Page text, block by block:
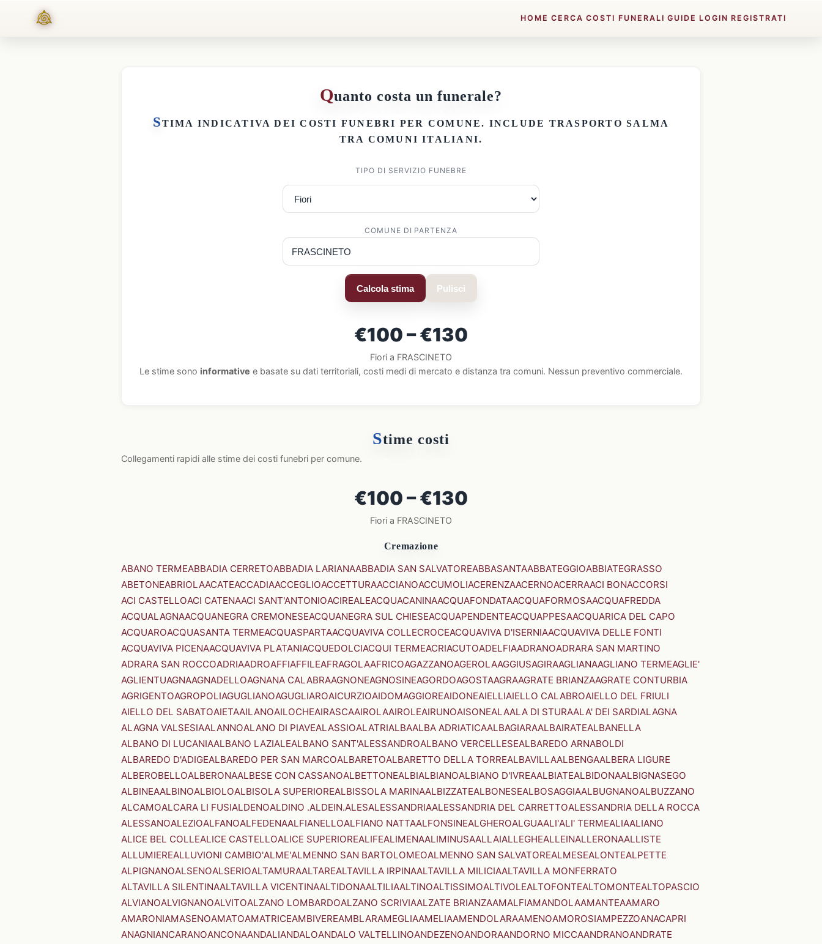
HOME CERCA COSTI FUNERALI GUIDE LOGIN REGISTRATI
Quanto costa un funerale?
STIMA INDICATIVA DEICOSTI FUNEBRI PER COMUNE. INCLUDE TRASPORTO SALMA
TRA COMUNI ITALIANI.
TIPO DI SERVIZIO FUNEBRE
COMUNE DI PARTENZA
Calcola stima Pulisci
€100 – €130
Fiori a FRASCINETO
Le stime sono informative e basate su dati territoriali, costi medi di mercato e distanza tra comuni. Nessun preventivo commerciale.
Stime costi
Collegamenti rapidi alle stime dei costi funebri per comune.
€100 – €130
Fiori a FRASCINETO
Cremazione
ABANO TERMEABBADIA CERRETOABBADIA LARIANAABBADIA SAN SALVATOREABBASANTAABBATEGGIOABBIATEGRASSO
ABETONEABRIOLAACATEACCADIAACCEGLIOACCETTURAACCIANOACCUMOLIACERENZAACERNOACERRAACI BONACCORSI
ACI CASTELLOACI CATENAACI SANT'ANTONIOACIREALEACQUACANINAACQUAFONDATAACQUAFORMOSAACQUAFREDDA
ACQUALAGNAACQUANEGRA CREMONESEACQUANEGRA SUL CHIESEACQUAPENDENTEACQUAPPESAACQUARICA DEL CAPO
ACQUAROACQUASANTA TERMEACQUASPARTAACQUAVIVA COLLECROCEACQUAVIVA D'ISERNIAACQUAVIVA DELLE FONTI
ACQUAVIVA PICENAACQUAVIVA PLATANIACQUEDOLCIACQUI TERMEACRIACUTOADELFIAADRANOADRARA SAN MARTINO
ADRARA SAN ROCCOADRIAADROAFFIAFFILEAFRAGOLAAFRICOAGAZZANOAGEROLAAGGIUSAGIRAAGLIANAAGLIANO TERMEAGLIE'
AGLIENTUAGNAAGNADELLOAGNANA CALABRAAGNONEAGNOSINEAGORDOAGOSTAAGRAAGRATE BRIANZAAGRATE CONTURBIA
AGRIGENTOAGROPOLIAGUGLIANOAGUGLIAROAICURZIOAIDOMAGGIOREAIDONEAIELLIAIELLO CALABROAIELLO DEL FRIULI
AIELLO DEL SABATOAIETAAILANOAILOCHEAIRASCAAIROLAAIROLEAIRUNOAISONEALAALA DI STURAALA' DEI SARDIALAGNA
ALAGNA VALSESIAALANNOALANO DI PIAVEALASSIOALATRIALBAALBA ADRIATICAALBAGIARAALBAIRATEALBANELLA
ALBANO DI LUCANIAALBANO LAZIALEALBANO SANT'ALESSANDROALBANO VERCELLESEALBAREDO ARNABOLDI
ALBAREDO D'ADIGEALBAREDO PER SAN MARCOALBARETOALBARETTO DELLA TORREALBAVILLAALBENGAALBERA LIGURE
ALBEROBELLOALBERONAALBESE CON CASSANOALBETTONEALBIALBIANOALBIANO D'IVREAALBIATEALBIDONAALBIGNASEGO
ALBINEAALBINOALBIOLOALBISOLA SUPERIOREALBISSOLA MARINAALBIZZATEALBONESEALBOSAGGIAALBUGNANOALBUZZANO
ALCAMOALCARA LI FUSIALDENOALDINO .ALDEIN.ALESALESSANDRIAALESSANDRIA DEL CARRETTOALESSANDRIA DELLA ROCCA
ALESSANOALEZIOALFANOALFEDENAALFIANELLOALFIANO NATTAALFONSINEALGHEROALGUAALI'ALI' TERMEALIAALIANO
ALICE BEL COLLEALICE CASTELLOALICE SUPERIOREALIFEALIMENAALIMINUSAALLAIALLEGHEALLEINALLERONAALLISTE
ALLUMIEREALLUVIONI CAMBIO'ALME'ALMENNO SAN BARTOLOMEOALMENNO SAN SALVATOREALMESEALONTEALPETTE
ALPIGNANOALSENOALSERIOALTAMURAALTAREALTAVILLA IRPINAALTAVILLA MILICIAALTAVILLA MONFERRATO
ALTAVILLA SILENTINAALTAVILLA VICENTINAALTIDONAALTILIAALTINOALTISSIMOALTIVOLEALTOFONTEALTOMONTEALTOPASCIO
ALVIANOALVIGNANOALVITOALZANO LOMBARDOALZANO SCRIVIAALZATE BRIANZAAMALFIAMANDOLAAMANTEAAMARO
AMARONIAMASENOAMATOAMATRICEAMBIVEREAMBLARAMEGLIAAMELIAAMENDOLARAAMENOAMOROSIAMPEZZOANACAPRI
ANAGNIANCARANOANCONAANDALIANDALOANDALO VALTELLINOANDEZENOANDORAANDORNO MICCAANDRANOANDRATE